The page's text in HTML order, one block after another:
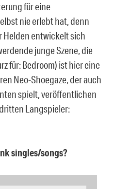
für eine
nie erlebt hat, denn
Helden entwickelt sich
junge Szene, die
für: Bedroom) ist hier eine
Neo-Shoegaze, der auch
spielt, veröffentlichen
Langspieler:
singles/songs?